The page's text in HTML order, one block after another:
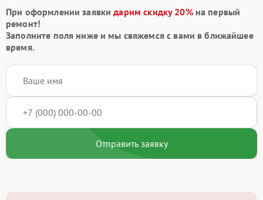
При оформлении заявкидарим скидку 20%на первый
ремонт!
Заполните поля ниже и мы свяжемся с вами в ближайшее
время.
Отправить заявку